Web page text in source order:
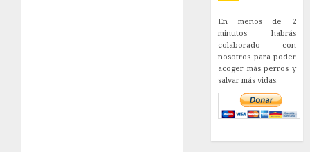
En menos de 2
minutos habrás
colaborado con
nosotros para poder
acoger más perros y
salvar más vidas.